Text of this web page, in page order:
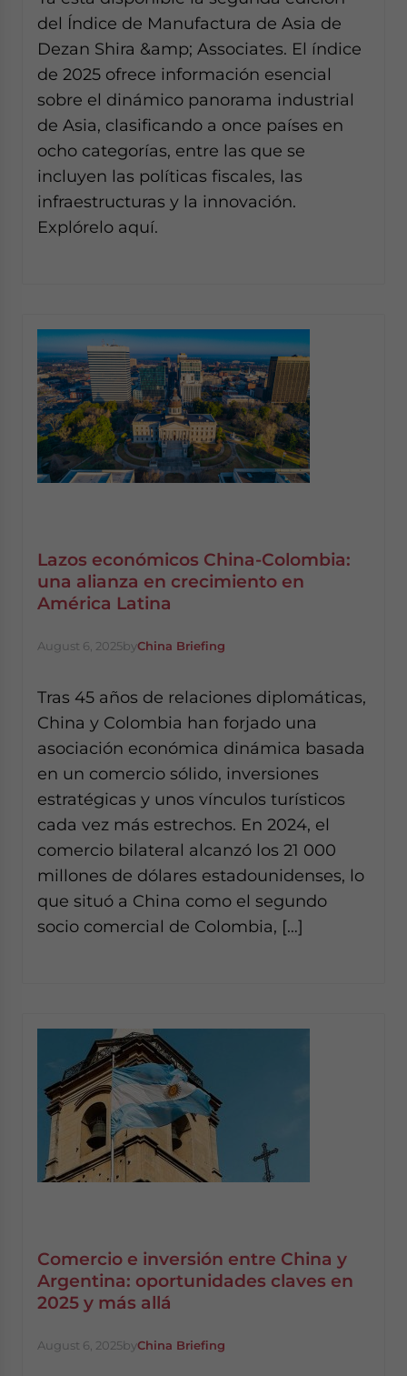
del Índice de Manufactura de Asia de
Dezan Shira &amp; Associates. El índice
de 2025 ofrece información esencial
sobre el dinámico panorama industrial
de Asia, clasificando a once países en
ocho categorías, entre las que se
incluyen las políticas fiscales, las
infraestructuras y la innovación.
Explórelo aquí.
Lazos económicos China-Colombia:
una alianza en crecimiento en
América Latina
August 6, 2025byChina Briefing
Tras 45 años de relaciones diplomáticas,
China y Colombia han forjado una
asociación económica dinámica basada
en un comercio sólido, inversiones
estratégicas y unos vínculos turísticos
cada vez más estrechos. En 2024, el
comercio bilateral alcanzó los 21 000
millones de dólares estadounidenses, lo
que situó a China como el segundo
socio comercial de Colombia, […]
Comercio e inversión entre China y
Argentina: oportunidades claves en
2025 y más allá
August 6, 2025byChina Briefing
website. Please send me business news and updates
for Asia!
- case sensitive